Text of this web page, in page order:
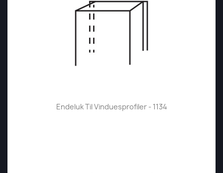
Endeluk Til Vinduesprofiler - 1134